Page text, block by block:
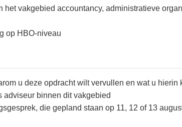
vakgebied accountancy, administratieve
op HBO-niveau
u deze opdracht wilt vervullen en wat u hierin
adviseur binnen dit vakgebied
die gepland staan op 11, 12 of 13